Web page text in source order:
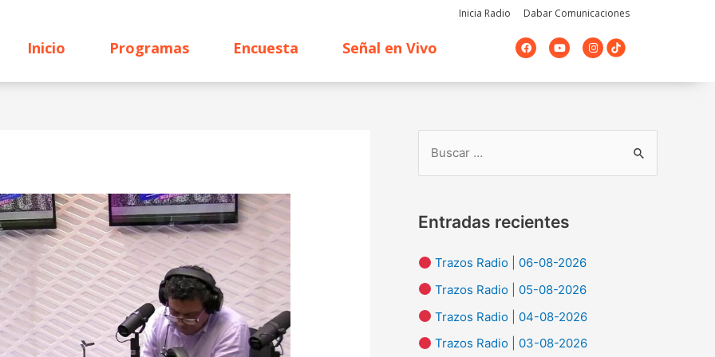
Inicia Radio Dabar Comunicaciones
Inicio Programas Encuesta Señal en Vivo
F
a
c
b
Y
o
u
u
I
n
s
a
u
c
p
o
r
Entradas recientes
Trazos Radio | 06-08-2026
Trazos Radio | 05-08-2026
Trazos Radio | 04-08-2026
Trazos Radio | 03-08-2026